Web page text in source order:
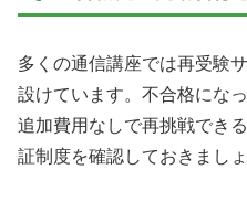
多くの通信講座では再受験
設けています。不合格にな
追加費用なしで再挑戦でき
証制度を確認しておきましょ